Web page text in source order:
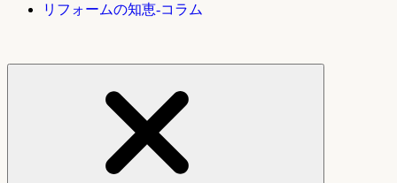
リフォームの知恵-コラム